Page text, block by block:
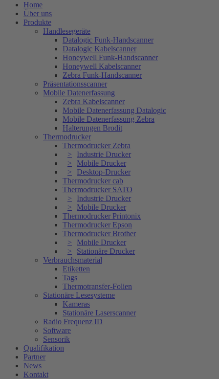
Home
Über uns
Produkte
Handlesegeräte
Datalogic Funk-Handscanner
Datalogic Kabelscanner
Honeywell Funk-Handscanner
Honeywell Kabelscanner
Zebra Funk-Handscanner
Präsentationsscanner
Mobile Datenerfassung
Zebra Kabelscanner
Mobile Datenerfassung Datalogic
Mobile Datenerfassung Zebra
Halterungen Brodit
Thermodrucker
Thermodrucker Zebra
Industrie Drucker
Mobile Drucker
Desktop-Drucker
Thermodrucker cab
Thermodrucker SATO
Industrie Drucker
Mobile Drucker
Thermodrucker Printonix
Thermodrucker Epson
Thermodrucker Brother
Mobile Drucker
Stationäre Drucker
Verbrauchsmaterial
Etiketten
Tags
Thermotransfer-Folien
Stationäre Lesesysteme
Kameras
Stationäre Laserscanner
Radio Frequenz ID
Software
Sensorik
Qualifikation
Partner
News
Kontakt